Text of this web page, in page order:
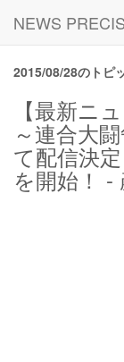
NEWS
2015/08/28のトピ
【最新ニ
～連合大
て配信決
を開始！ -